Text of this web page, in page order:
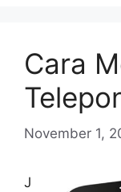
Cara
November 1,
J